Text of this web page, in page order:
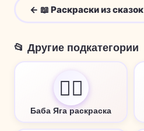
← 📖 Раскраски из сказок
📂 Другие подкатегории
🧙‍♀️
Баба Яга раскраска